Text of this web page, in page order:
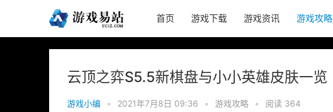
首页 游戏下载 游戏资讯 游戏攻略
云顶之弈S5.5新棋盘与小小英雄皮肤一览
游戏小编 • 2021年7月8日 09:36 • 游戏攻略 • 阅读 364